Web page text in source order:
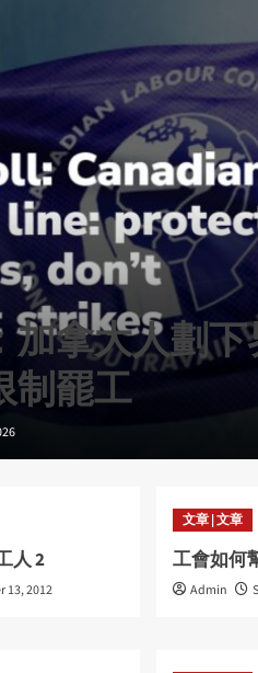
加拿大人劃
制罷工
人 2
13, 2012
文章 | 文章
工會如何
Admin